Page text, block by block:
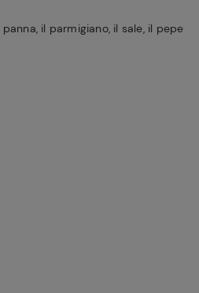
il parmigiano, il sale, il pepe